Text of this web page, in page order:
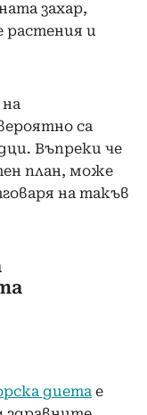
захар,
растения и
са
Въпреки че
план, може
на такъв
диета е